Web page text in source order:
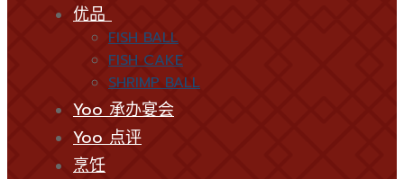
优品
FISH BALL
FISH CAKE
SHRIMP BALL
Yoo 承办宴会
Yoo 点评
烹饪